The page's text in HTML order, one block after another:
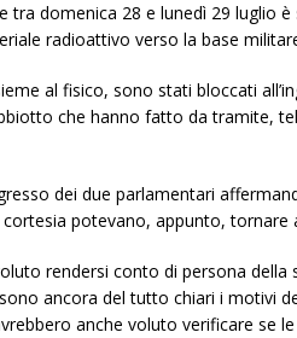
tra domenica 28 e lunedì 29 luglio
radioattivo verso la base
al fisico, sono stati bloccati
che hanno fatto da tramite,
dei due parlamentari
potevano, appunto, tornare
rendersi conto di persona della
ancora del tutto chiari i motivi
anche voluto verificare se